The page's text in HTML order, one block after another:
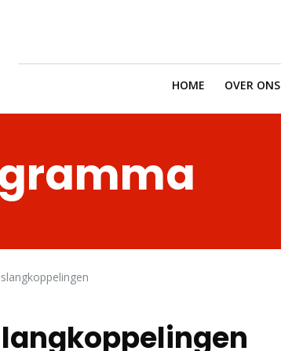
HOME OVER ONS